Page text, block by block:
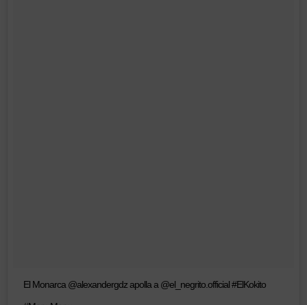
El Monarca @alexandergdz apolla a @el_negrito.official #ElKokito